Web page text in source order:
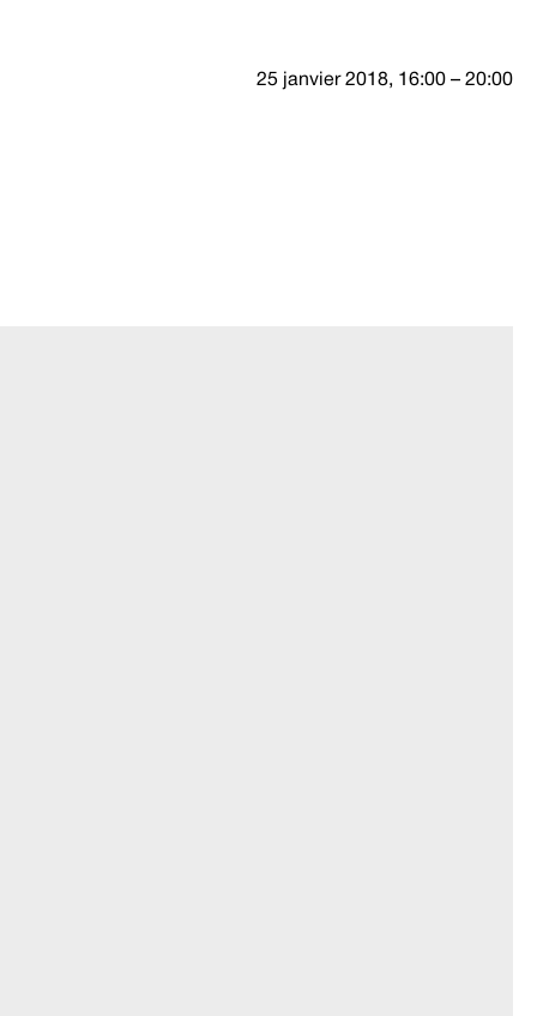
25 janvier 2018, 16:00 – 20:00